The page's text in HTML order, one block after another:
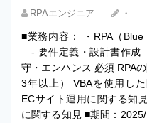
RPAエンジニア ・
■業務内容： ・RPA（
- 要件定義・設計書作成
守・エンハンス 必須 RPA
3年以上） VBAを使用し
ECサイト運用に関する知
に関する知見 ■期間：